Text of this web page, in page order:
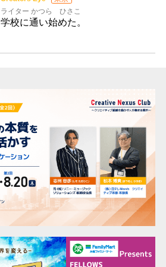
ライター かつら ひさこ
学校に通い始めた。